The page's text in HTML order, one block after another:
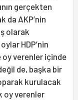
gerçekten
da AKP’nin
olarak
HDP’nin
oy verenler içinde
de, başka bir
kurulacak
oy verenler